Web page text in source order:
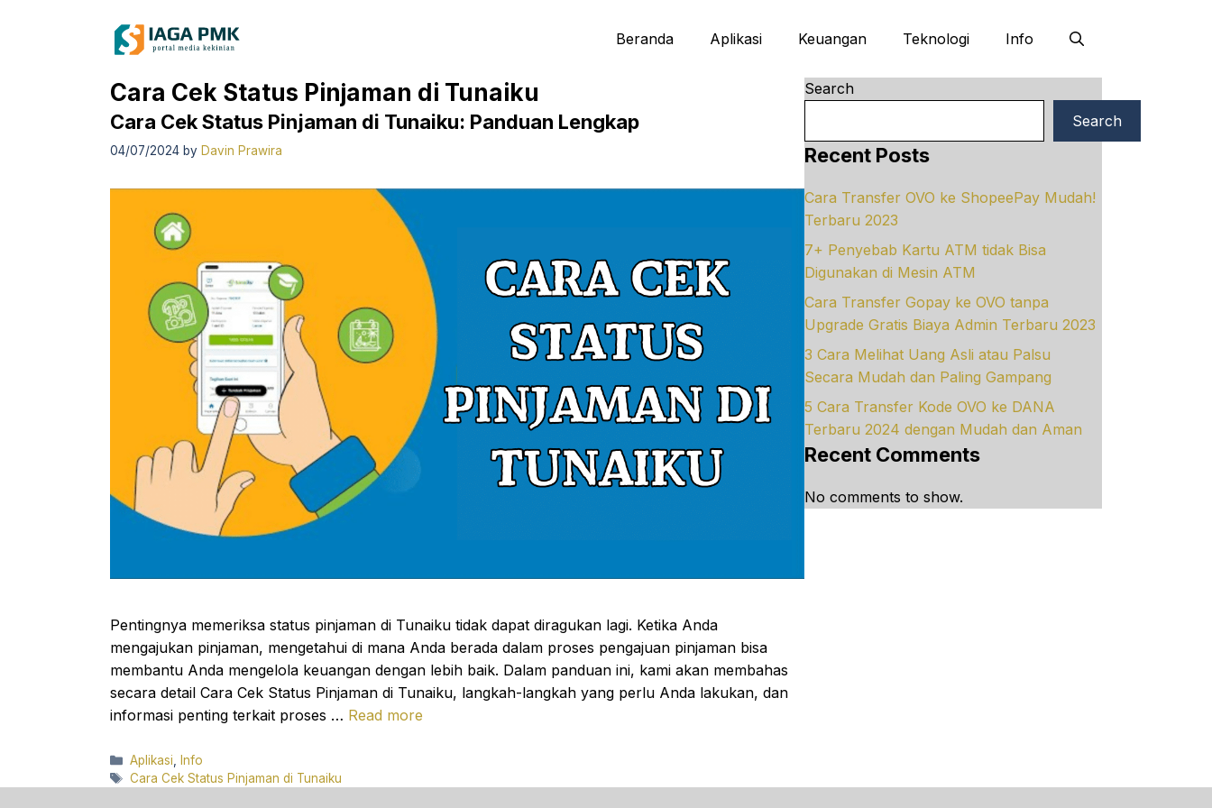
Beranda Aplikasi Keuangan Teknologi Info
Cara Cek Status Pinjaman di Tunaiku
Cara Cek Status Pinjaman di Tunaiku: Panduan Lengkap
04/07/2024 by Davin Prawira
Pentingnya memeriksa status pinjaman di Tunaiku tidak dapat diragukan lagi. Ketika Anda
mengajukan pinjaman, mengetahui di mana Anda berada dalam proses pengajuan pinjaman bisa
membantu Anda mengelola keuangan dengan lebih baik. Dalam panduan ini, kami akan membahas
secara detail Cara Cek Status Pinjaman di Tunaiku, langkah-langkah yang perlu Anda lakukan, dan
informasi penting terkait proses … Read more
Categories
Aplikasi
Info
Tags
Cara Cek Status Pinjaman di Tunaiku
Search
Search
Recent Posts
Cara Transfer OVO ke ShopeePay Mudah!
Terbaru 2023
7+ Penyebab Kartu ATM tidak Bisa
Digunakan di Mesin ATM
Cara Transfer Gopay ke OVO tanpa
Upgrade Gratis Biaya Admin Terbaru 2023
3 Cara Melihat Uang Asli atau Palsu
Secara Mudah dan Paling Gampang
5 Cara Transfer Kode OVO ke DANA
Terbaru 2024 dengan Mudah dan Aman
Recent Comments
No comments to show.